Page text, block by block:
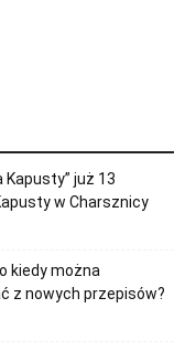
Kapusty” już 13
w Charsznicy
kiedy można
z nowych przepisów?